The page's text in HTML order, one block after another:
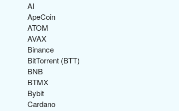
AI
ApeCoin
ATOM
AVAX
Binance
BitTorrent (BTT)
BNB
BTMX
Bybit
Cardano